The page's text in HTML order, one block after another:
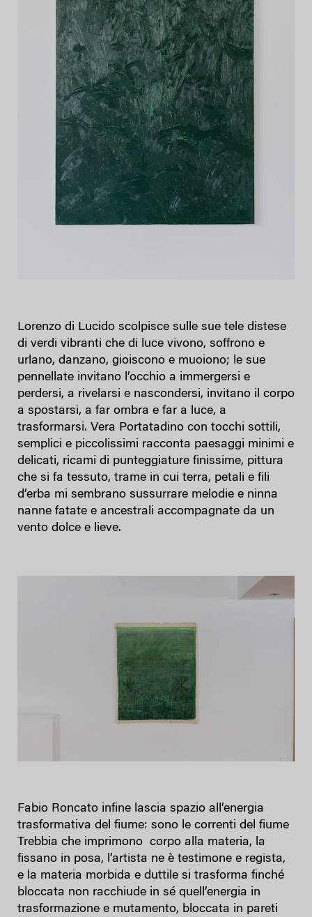
Lorenzo di Lucido scolpisce sulle sue tele distese
di verdi vibranti che di luce vivono, soffrono e
urlano, danzano, gioiscono e muoiono; le sue
pennellate invitano l’occhio a immergersi e
perdersi, a rivelarsi e nascondersi, invitano il corpo
a spostarsi, a far ombra e far a luce, a
trasformarsi. Vera Portatadino con tocchi sottili,
semplici e piccolissimi racconta paesaggi minimi e
delicati, ricami di punteggiature finissime, pittura
che si fa tessuto, trame in cui terra, petali e fili
d’erba mi sembrano sussurrare melodie e ninna
nanne fatate e ancestrali accompagnate da un
vento dolce e lieve.
Fabio Roncato infine lascia spazio all’energia
trasformativa del fiume: sono le correnti del fiume
Trebbia che imprimono corpo alla materia, la
fissano in posa, l’artista ne è testimone e regista,
e la materia morbida e duttile si trasforma finché
bloccata non racchiude in sé quell’energia in
trasformazione e mutamento, bloccata in pareti